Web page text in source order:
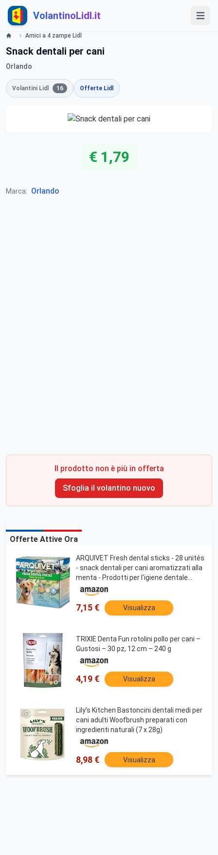
VolantinoLidl.it
Amici a 4 zampe Lidl
Snack dentali per cani
Orlando
Volantini Lidl 16 Offerte Lidl
€ 1,79
Marca: Orlando
Il prodotto non è più in offerta
Sfoglia il volantino nuovo
Offerte Attive Ora
ARQUIVET Fresh dental sticks - 28 unités
- snack dentali per cani aromatizzati alla
menta - Prodotti per l'igiene dentale
canina - snack per cani
7,15 € Visualizza
TRIXIE Denta Fun rotolini pollo per cani –
Gustosi – 30 pz, 12 cm – 240 g
4,19 € Visualizza
Lily’s Kitchen Bastoncini dentali medi per
cani adulti Woofbrush preparati con
ingredienti naturali (7 x 28g)
8,98 € Visualizza